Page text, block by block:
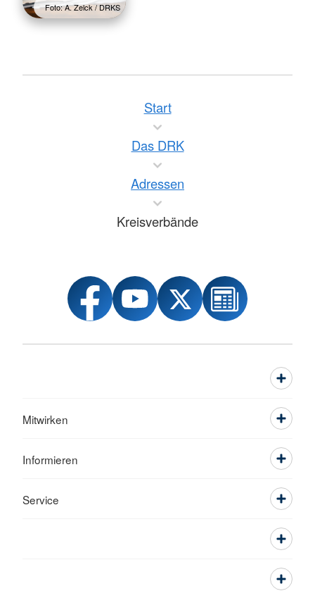
Foto: A. Zelck / DRKS
Start
Das DRK
Adressen
Kreisverbände
Mitwirken
Informieren
Service